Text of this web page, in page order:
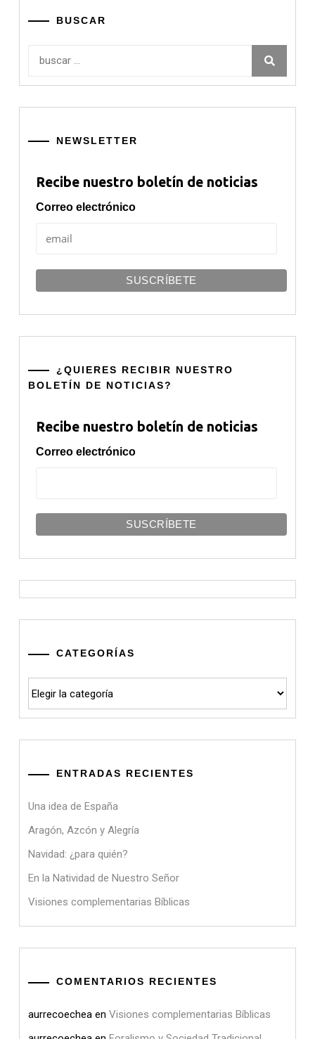
BUSCAR
NEWSLETTER
Recibe nuestro boletín de noticias
Correo electrónico
¿QUIERES RECIBIR NUESTRO
BOLETÍN DE NOTICIAS?
Recibe nuestro boletín de noticias
Correo electrónico
CATEGORÍAS
ENTRADAS RECIENTES
Una idea de España
Aragón, Azcón y Alegría
Navidad: ¿para quién?
En la Natividad de Nuestro Señor
Visiones complementarias Bíblicas
COMENTARIOS RECIENTES
aurrecoechea en Visiones complementarias Bíblicas